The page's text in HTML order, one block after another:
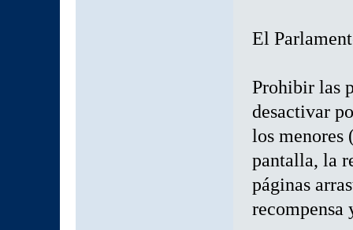
El
Prohibir las
desactivar
los
pantalla, la
páginas